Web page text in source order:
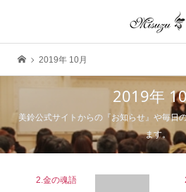
2019年 10月
2019年
美鈴公式サイトからの『お知らせ』や毎日
ます。
2.金の魂語